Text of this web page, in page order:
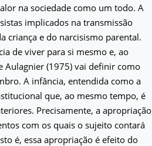
na sociedade como um todo. A
implicados na transmissão
criança e do narcisismo parental.
de viver para si mesmo e, ao
(1975) vai definir como
A infância, entendida como a
que, ao mesmo tempo, é
Precisamente, a apropriação
com os quais o sujeito contará
é, essa apropriação é efeito do